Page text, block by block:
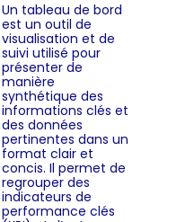
Un tableau de bord
est un outil de
visualisation et de
suivi utilisé pour
présenter de
manière
synthétique des
informations clés et
des données
pertinentes dans un
format clair et
concis. Il permet de
regrouper des
indicateurs de
performance clés